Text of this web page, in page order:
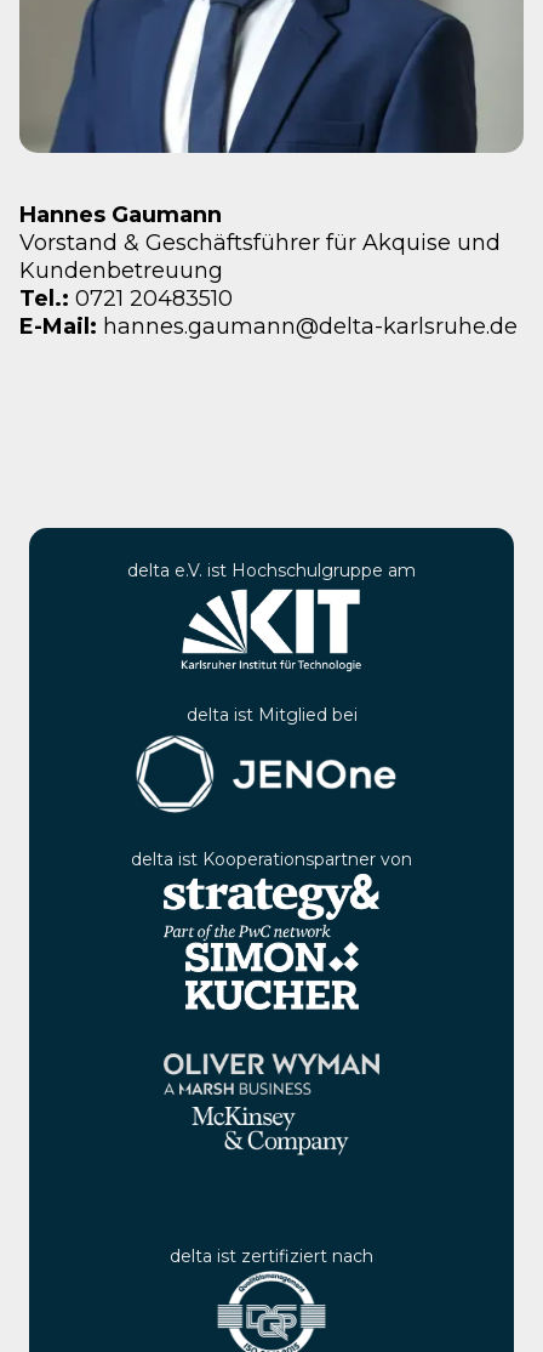
Hannes Gaumann
Vorstand & Geschäftsführer für Akquise und
Kundenbetreuung
Tel.: 0721 20483510
E-Mail: hannes.gaumann@delta-karlsruhe.de
delta e.V. ist Hochschulgruppe am
delta ist Mitglied bei
delta ist Kooperationspartner von
delta ist zertifiziert nach